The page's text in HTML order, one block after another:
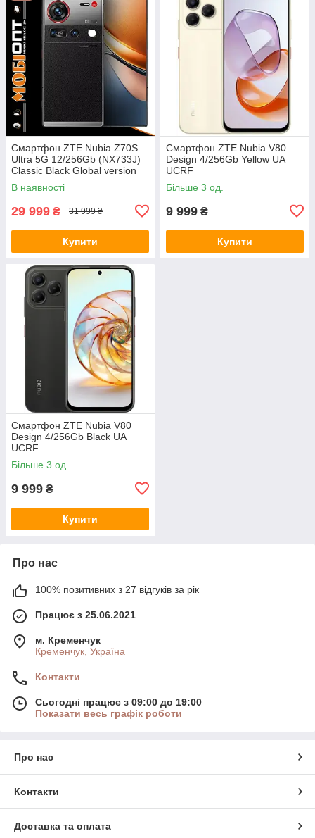
Смартфон ZTE Nubia Z70S
Ultra 5G 12/256Gb (NX733J)
Classic Black Global version
В наявності
29 999 ₴ 31 999 ₴
Купити
Смартфон ZTE Nubia V80
Design 4/256Gb Yellow UA
UCRF
Більше 3 од.
9 999 ₴
Купити
Смартфон ZTE Nubia V80
Design 4/256Gb Black UA
UCRF
Більше 3 од.
9 999 ₴
Купити
Про нас
100% позитивних з 27 відгуків за рік
Працює з 25.06.2021
м. Кременчук
Кременчук, Україна
Контакти
Сьогодні працює з 09:00 до 19:00
Показати весь графік роботи
Про нас
Контакти
Доставка та оплата